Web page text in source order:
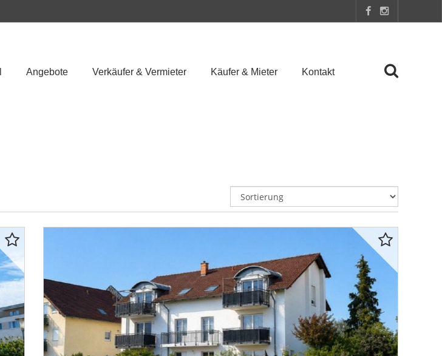
Angebote Verkäufer & Vermieter Käufer & Mieter Kontakt